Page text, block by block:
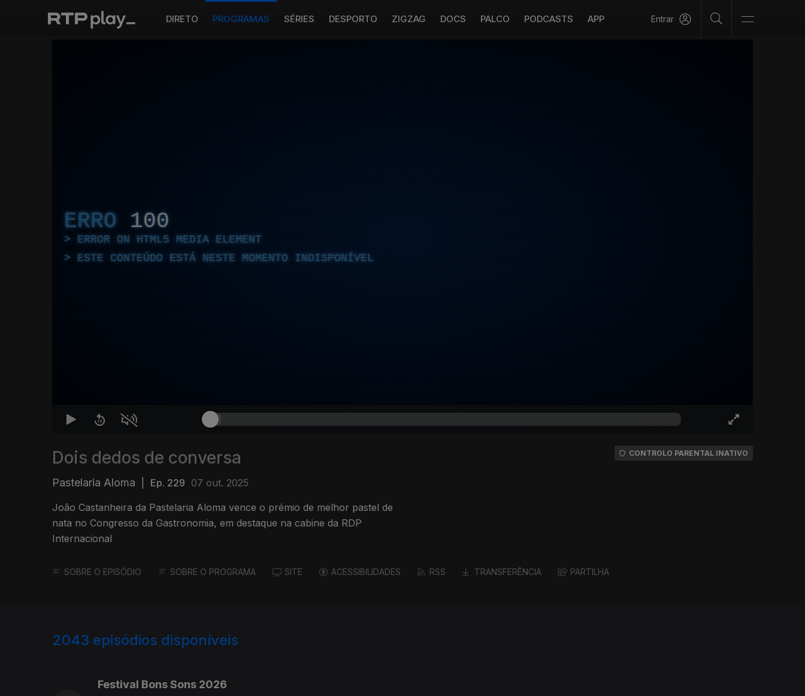
DIRETO PROGRAMAS SÉRIES DESPORTO ZIGZAG DOCS PALCO PODCASTS APP Entrar
ERRO 100
ERROR ON HTML5 MEDIA ELEMENT
ESTE CONTEÚDO ESTÁ NESTE MOMENTO INDISPONÍVEL
Dois dedos de conversa
Pastelaria Aloma Ep. 229 07 out. 2025
João Castanheira da Pastelaria Aloma vence o prémio de melhor pastel de
nata no Congresso da Gastronomia, em destaque na cabine da RDP
Internacional
CONTROLO PARENTAL INATIVO
SOBRE O EPISÓDIO SOBRE O PROGRAMA SITE ACESSIBILIDADES RSS TRANSFERÊNCIA PARTILHA
2043 episódios disponíveis
Festival Bons Sons 2026